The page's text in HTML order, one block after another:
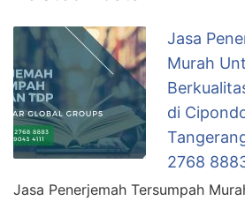
Jasa
Murah
di
2768
Jasa Penerjemah Tersumpah